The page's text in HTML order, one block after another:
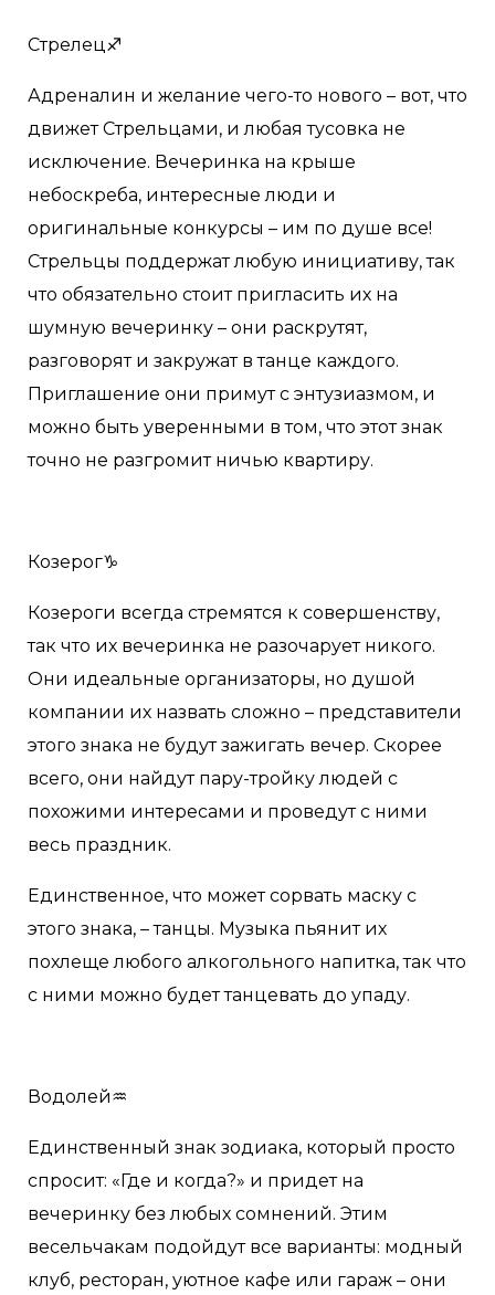
Стрелец♐️
Адреналин и желание чего-то нового – вот, что
движет Стрельцами, и любая тусовка не
исключение. Вечеринка на крыше
небоскреба, интересные люди и
оригинальные конкурсы – им по душе все!
Стрельцы поддержат любую инициативу, так
что обязательно стоит пригласить их на
шумную вечеринку – они раскрутят,
разговорят и закружат в танце каждого.
Приглашение они примут с энтузиазмом, и
можно быть уверенными в том, что этот знак
точно не разгромит ничью квартиру.
Козерог♑️
Козероги всегда стремятся к совершенству,
так что их вечеринка не разочарует никого.
Они идеальные организаторы, но душой
компании их назвать сложно – представители
этого знака не будут зажигать вечер. Скорее
всего, они найдут пару-тройку людей с
похожими интересами и проведут с ними
весь праздник.
Единственное, что может сорвать маску с
этого знака, – танцы. Музыка пьянит их
похлеще любого алкогольного напитка, так что
с ними можно будет танцевать до упаду.
Водолей♒️
Единственный знак зодиака, который просто
спросит: «Где и когда?» и придет на
вечеринку без любых сомнений. Этим
весельчакам подойдут все варианты: модный
клуб, ресторан, уютное кафе или гараж – они